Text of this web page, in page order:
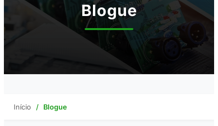
Blogue
Início Blogue